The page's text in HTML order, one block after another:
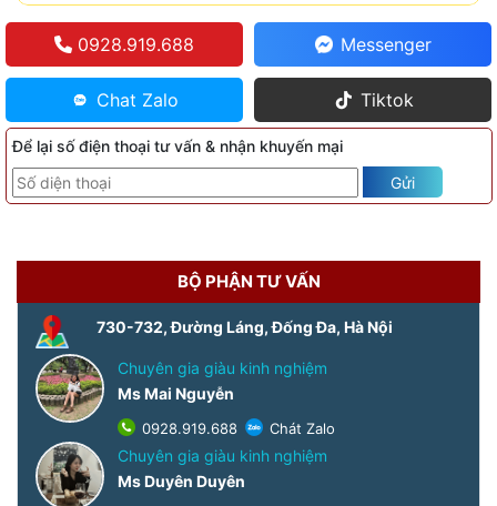
0928.919.688 Messenger
Chat Zalo Tiktok
Để lại số điện thoại tư vấn & nhận khuyến mại
Gửi
BỘ PHẬN TƯ VẤN
730-732, Đường Láng, Đống Đa, Hà Nội
Chuyên gia giàu kinh nghiệm
Ms Mai Nguyễn
0928.919.688 Chát Zalo
Chuyên gia giàu kinh nghiệm
Ms Duyên Duyên